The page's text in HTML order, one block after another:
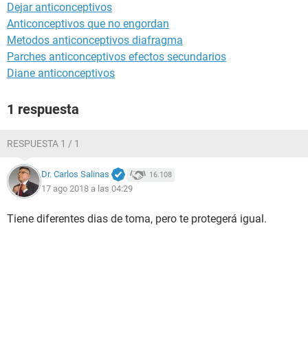
Dejar anticonceptivos
Anticonceptivos que no engordan
Metodos anticonceptivos diafragma
Parches anticonceptivos efectos secundarios
Diane anticonceptivos
1 respuesta
RESPUESTA 1 / 1
Dr. Carlos Salinas 16.108
17 ago 2018 a las 04:29
Tiene diferentes dias de toma, pero te protegerá igual.